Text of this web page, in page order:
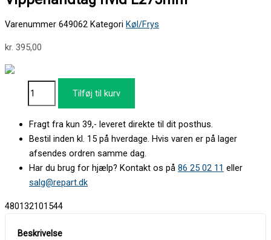
Varenummer 649062 Kategori Køl/Frys
kr. 395,00
Tilføj til kurv
Fragt fra kun 39,- leveret direkte til dit posthus.
Bestil inden kl. 15 på hverdage. Hvis varen er på lager
afsendes ordren samme dag.
Har du brug for hjælp? Kontakt os på 86 25 02 11 eller
salg@repart.dk
480132101544